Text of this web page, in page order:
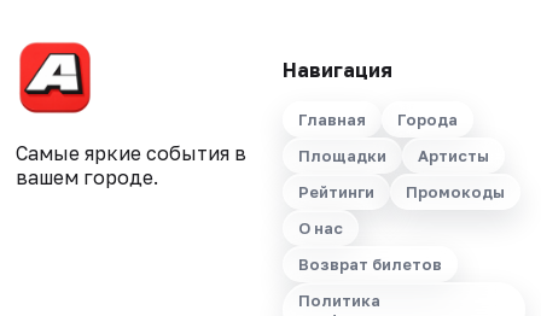
Самые яркие события в
вашем городе.
Навигация
Главная
Города
Площадки
Артисты
Рейтинги
Промокоды
О нас
Возврат билетов
Политика